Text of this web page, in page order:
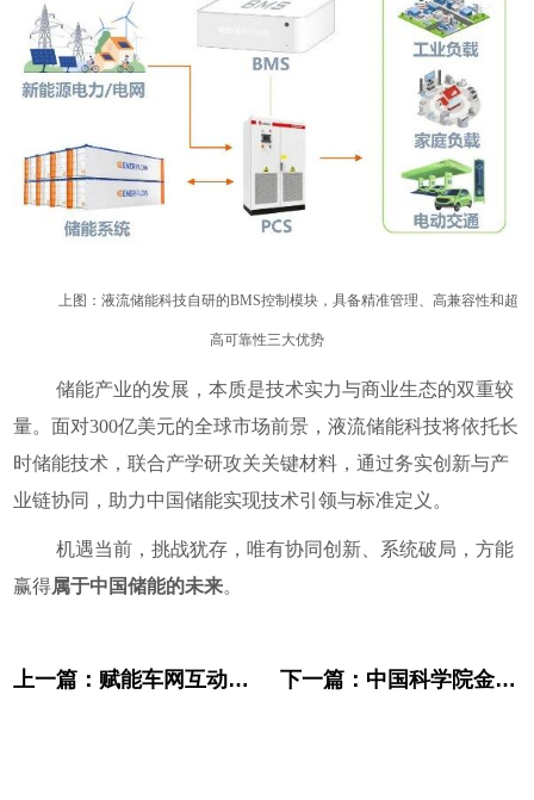
上图：液流储能科技自研的BMS控制模块，具备精准管理、高兼容性和超
高可靠性三大优势
储能产业的发展，本质是技术实力与商业生态的双重较
量。面对300亿美元的全球市场前景，液流储能科技将依托长
时储能技术，联合产学研攻关关键材料，通过务实创新与产
业链协同，助力中国储能实现技术引领与标准定义。
机遇当前，挑战犹存，唯有协同创新、系统破局，方能
赢得属于中国储能的未来。
上一篇： 赋能车网互动（V2G）！液流储能科技参建的重卡智慧充电站项目开工 下一篇： 中国科学院金属研究所专家到访液流储能科技考察交流